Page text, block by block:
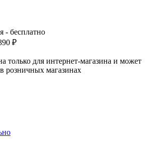
- бесплатно
₽
только для интернет-магазина и может
розничных магазинах